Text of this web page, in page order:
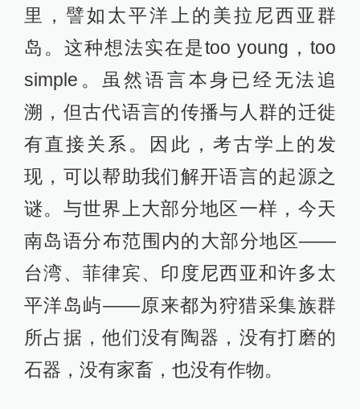
里，譬如太平洋上的美拉尼西亚群
岛。这种想法实在是too young，too
simple。虽然语言本身已经无法追
溯，但古代语言的传播与人群的迁徙
有直接关系。因此，考古学上的发
现，可以帮助我们解开语言的起源之
谜。与世界上大部分地区一样，今天
南岛语分布范围内的大部分地区——
台湾、菲律宾、印度尼西亚和许多太
平洋岛屿——原来都为狩猎采集族群
所占据，他们没有陶器，没有打磨的
石器，没有家畜，也没有作物。